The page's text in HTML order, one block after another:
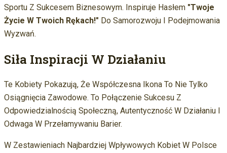
Sportu Z Sukcesem Biznesowym. Inspiruje Hasłem "Twoje
Życie W Twoich Rękach!" Do Samorozwoju I Podejmowania
Wyzwań.
Siła Inspiracji W Działaniu
Te Kobiety Pokazują, Że Współczesna Ikona To Nie Tylko
Osiągnięcia Zawodowe. To Połączenie Sukcesu Z
Odpowiedzialnością Społeczną, Autentyczność W Działaniu I
Odwaga W Przełamywaniu Barier.
W Zestawieniach Najbardziej Wpływowych Kobiet W Polsce